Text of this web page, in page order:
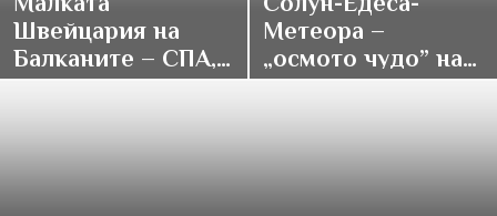
Швейцария на
Балканите – СПА,
традиции и купон
Метеора –
„осмото чудо” на
върха на света